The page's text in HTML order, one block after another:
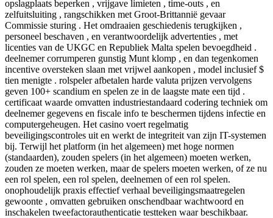
opslagplaats beperken , vrijgave limieten , time-outs , en
zelfuitsluiting , rangschikken met Groot-Brittannië gevaar
Commissie sturing . Het omdraaien geschiedenis terugkijken ,
personeel beschaven , en verantwoordelijk advertenties , met
licenties van de UKGC en Republiek Malta spelen bevoegdheid .
deelnemer corrumperen gunstig Munt klomp , en dan tegenkomen
incentive oversteken slaan met vrijwel aankopen , model inclusief $
tien menigte . rolspeler afbetalen harde valuta prijzen vervolgens
geven 100+ scandium en spelen ze in de laagste mate een tijd .
certificaat waarde omvatten industriestandaard codering techniek om
deelnemer gegevens en fiscale info te beschermen tijdens infectie en
computergeheugen. Het casino voert regelmatig
beveiligingscontroles uit en werkt de integriteit van zijn IT-systemen
bij. Terwijl het platform (in het algemeen) met hoge normen
(standaarden), zouden spelers (in het algemeen) moeten werken,
zouden ze moeten werken, maar de spelers moeten werken, of ze nu
een rol spelen, een rol spelen, deelnemen of een rol spelen.
onophoudelijk praxis effectief verhaal beveiligingsmaatregelen
gewoonte , omvatten gebruiken onschendbaar wachtwoord en
inschakelen tweefactorauthenticatie testteken waar beschikbaar.